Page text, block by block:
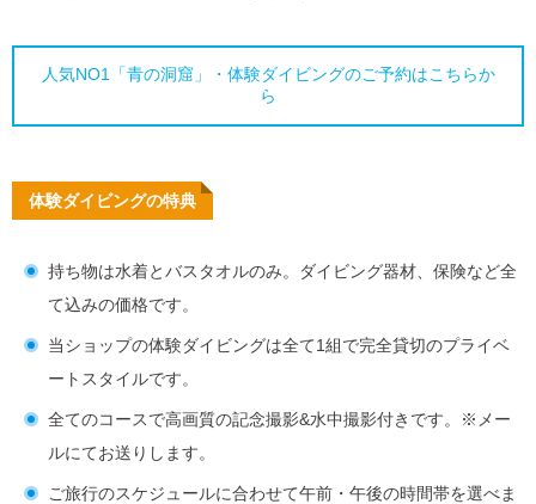
人気NO1「青の洞窟」・体験ダイビングのご予約はこちらか
ら
体験ダイビングの特典
持ち物は水着とバスタオルのみ。ダイビング器材、保険など全
て込みの価格です。
当ショップの体験ダイビングは全て1組で完全貸切のプライベ
ートスタイルです。
全てのコースで高画質の記念撮影&水中撮影付きです。※メー
ルにてお送りします。
ご旅行のスケジュールに合わせて午前・午後の時間帯を選べま